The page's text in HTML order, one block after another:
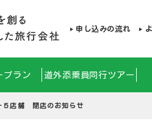
申し込みの流れ
プラン 道外添乗員同行ツアー
５店舗 閉店のお知らせ